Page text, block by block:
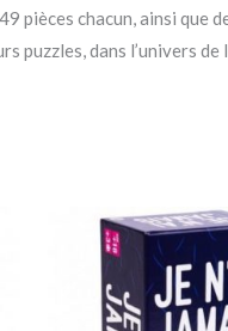
pièces chacun, ainsi que
puzzles, dans l’univers